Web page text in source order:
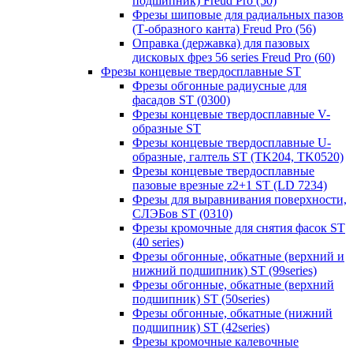
Фрезы шиповые для радиальных пазов
(Т-образного канта) Freud Pro (56)
Оправка (державка) для пазовых
дисковых фрез 56 series Freud Pro (60)
Фрезы концевые твердосплавные ST
Фрезы обгонные радиусные для
фасадов ST (0300)
Фрезы концевые твердосплавные V-
образные ST
Фрезы концевые твердосплавные U-
образные, галтель ST (TK204, TK0520)
Фрезы концевые твердосплавные
пазовые врезные z2+1 ST (LD 7234)
Фрезы для выравнивания поверхности,
СЛЭБов ST (0310)
Фрезы кромочные для снятия фасок ST
(40 series)
Фрезы обгонные, обкатные (верхний и
нижний подшипник) ST (99series)
Фрезы обгонные, обкатные (верхний
подшипник) ST (50series)
Фрезы обгонные, обкатные (нижний
подшипник) ST (42series)
Фрезы кромочные калевочные